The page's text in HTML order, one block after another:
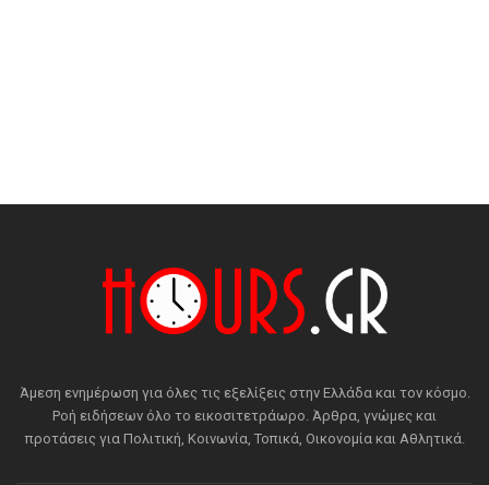
Άμεση ενημέρωση για όλες τις εξελίξεις στην Ελλάδα και τον κόσμο.
Ροή ειδήσεων όλο το εικοσιτετράωρο. Άρθρα, γνώμες και
προτάσεις για Πολιτική, Κοινωνία, Τοπικά, Οικονομία και Αθλητικά.